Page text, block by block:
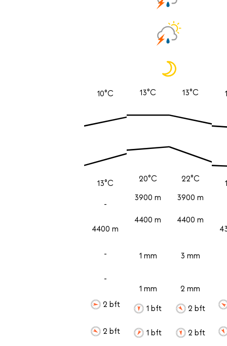
10°C
13°C
-
4400 m
-
-
2 bft
2 bft
13°C
20°C
3900 m
4400 m
1 mm
1 mm
1 bft
1 bft
13°C
22°C
3900 m
4400 m
3 mm
2 mm
2 bft
2 bft